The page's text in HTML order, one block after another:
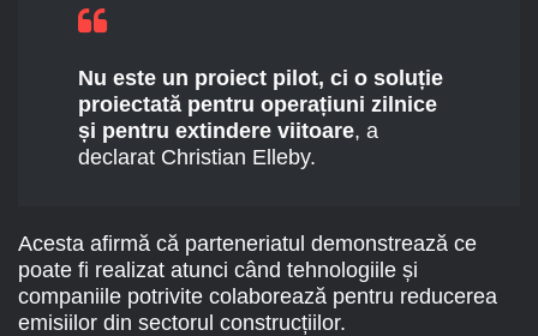
Nu este un proiect pilot, ci o soluție
proiectată pentru operațiuni zilnice
și pentru extindere viitoare, a
declarat Christian Elleby.
Acesta afirmă că parteneriatul demonstrează ce
poate fi realizat atunci când tehnologiile și
companiile potrivite colaborează pentru reducerea
emisiilor din sectorul construcțiilor.